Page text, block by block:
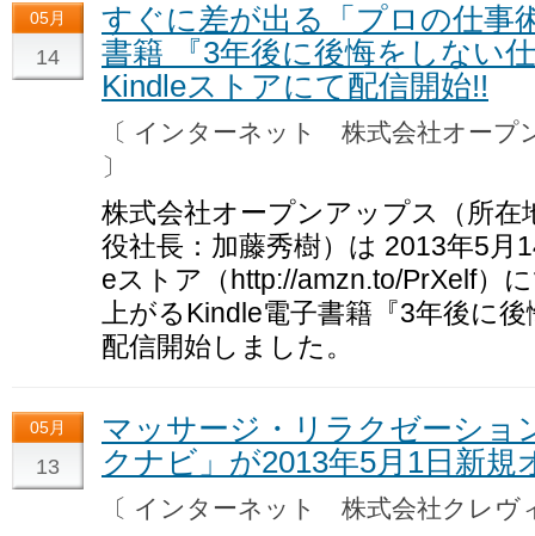
05月
14
すぐに差が出る「プロの仕事
書籍 『3年後に後悔をしない
Kindleストアにて配信開始!!
〔 インターネット 株式会社オー
〕
株式会社オープンアップス（所在
役社長：加藤秀樹）は 2013年5月
eストア（http://amzn.to/PrXelf）
上がるKindle電子書籍『3年後に
配信開始しました。
05月
13
マッサージ・リラクゼーショ
クナビ」が2013年5月1日新規
〔 インターネット 株式会社クレ